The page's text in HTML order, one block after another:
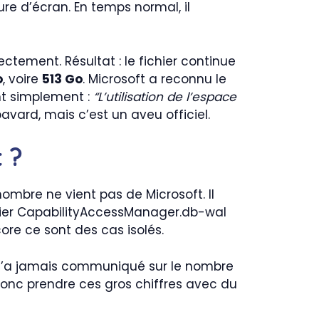
d’écran. En temps normal, il
Résultat : le fichier continue
, voire 513 Go. Microsoft a reconnu le
simplement : “L’utilisation de l’espace
mais c’est un aveu officiel.
?
ne vient pas de Microsoft. Il
CapabilityAccessManager.db-wal
ce sont des cas isolés.
jamais communiqué sur le nombre
prendre ces gros chiffres avec du